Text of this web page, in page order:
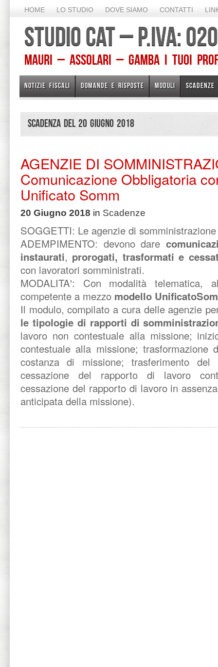
HOME LO STUDIO DOVE SIAMO CONTATTI
STUDIO CAT – P.IVA:
Mauri – Assolari – Gamba I TUOI
NOTIZIE FISCALI DOMANDE E RISPOSTE MODULI SCADENZE
Scadenza del 20 Giugno 2018
AGENZIE DI
Comunicazione Obbligatoria
Unificato Somm
20 Giugno 2018 in Scadenze
SOGGETTI: Le agenzie di
ADEMPIMENTO: devono dare
instaurati, prorogati, trasformati e
con lavoratori somministrati.
MODALITA': Con modalità telematica,
competente a mezzo modello
Il modulo, compilato a cura delle agenzie
le tipologie di rapporti di
lavoro non contestuale alla missione;
contestuale alla missione;
costanza di missione; trasferimento del
cessazione del rapporto di lavoro
cessazione del rapporto di lavoro in
anticipata della missione).